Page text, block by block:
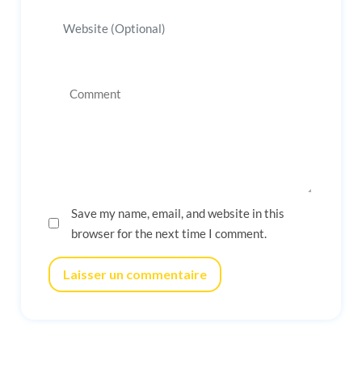
Save my name, email, and website in this
browser for the next time I comment.
Laisser un commentaire